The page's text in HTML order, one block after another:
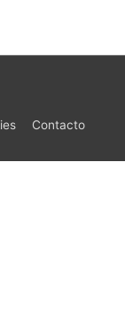
Contacto